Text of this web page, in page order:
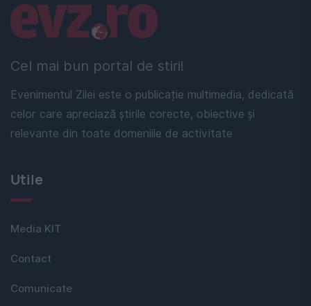
Cel mai bun portal de stiri!
Evenimentul Zilei este o publicație multimedia, dedicată
celor care apreciază știrile corecte, obiective și
relevante din toate domeniile de activitate
Linkuri utile
Utile
Media KIT
Contact
Comunicate